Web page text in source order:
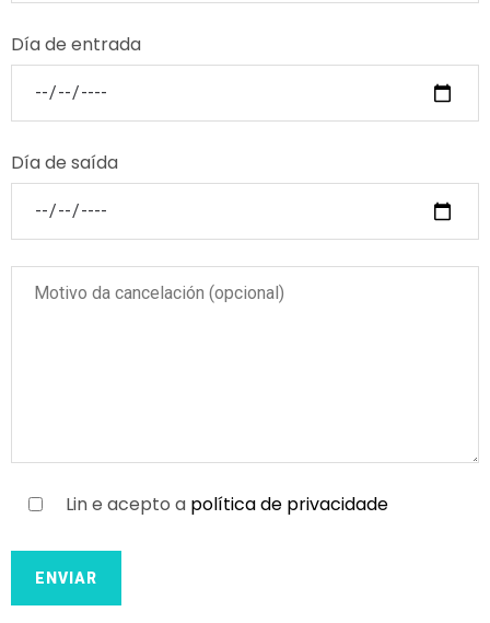
Día de entrada
Día de saída
Lin e acepto a política de privacidade